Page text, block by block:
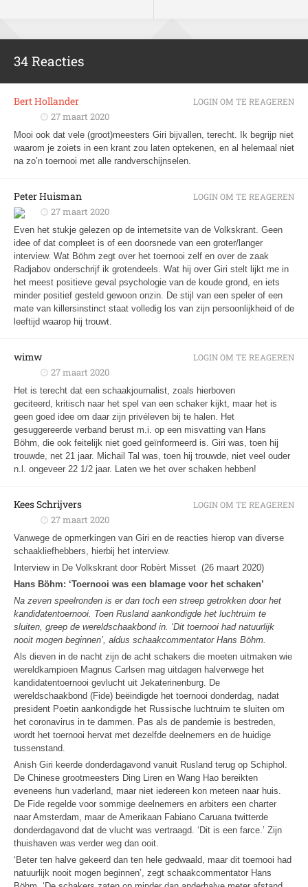
34 Reacties
Bert Hollander
27 maart 2020
Mooi ook dat vele (groot)meesters Giri bijvallen, terecht. Ik begrijp niet
waarom je zoiets in een krant zou laten optekenen, en al helemaal niet
na zo’n toernooi met alle randverschijnselen.
LOGIN OM TE REAGEREN
Peter Huisman
27 maart 2020
Even het stukje gelezen op de internetsite van de Volkskrant. Geen
idee of dat compleet is of een doorsnede van een groter/langer
interview. Wat Böhm zegt over het toernooi zelf en over de zaak
Radjabov onderschrijf ik grotendeels. Wat hij over Giri stelt lijkt me in
het meest positieve geval psychologie van de koude grond, en iets
minder positief gesteld gewoon onzin. De stijl van een speler of een
mate van killersinstinct staat volledig los van zijn persoonlijkheid of de
leeftijd waarop hij trouwt.
LOGIN OM TE REAGEREN
wimw
27 maart 2020
Het is terecht dat een schaakjournalist, zoals hierboven
geciteerd, kritisch naar het spel van een schaker kijkt, maar het is
geen goed idee om daar zijn privéleven bij te halen. Het
gesuggereerde verband berust m.i. op een misvatting van Hans
Böhm, die ook feitelijk niet goed geïnformeerd is. Giri was, toen hij
trouwde, net 21 jaar. Michail Tal was, toen hij trouwde, niet veel ouder
n.l. ongeveer 22 1/2 jaar. Laten we het over schaken hebben!
LOGIN OM TE REAGEREN
Kees Schrijvers
27 maart 2020
Vanwege de opmerkingen van Giri en de reacties hierop van diverse
schaakliefhebbers, hierbij het interview.
Interview in De Volkskrant door Robèrt Misset (26 maart 2020)
Hans Böhm: ‘Toernooi was een blamage voor het schaken’
Na zeven speelronden is er dan toch een streep getrokken door het
kandidatentoernooi. Toen Rusland aankondigde het luchtruim te
sluiten, greep de wereldschaakbond in. ‘Dit toernooi had natuurlijk
nooit mogen beginnen’, aldus schaakcommentator Hans Böhm.
Als dieven in de nacht zijn de acht schakers die moeten uitmaken wie
wereldkampioen Magnus Carlsen mag uitdagen halverwege het
kandidatentoernooi gevlucht uit Jekaterinenburg. De
wereldschaakbond (Fide) beëindigde het toernooi donderdag, nadat
president Poetin aankondigde het Russische luchtruim te sluiten om
het coronavirus in te dammen. Pas als de pandemie is bestreden,
wordt het toernooi hervat met dezelfde deelnemers en de huidige
tussenstand.
Anish Giri keerde donderdagavond vanuit Rusland terug op Schiphol.
De Chinese grootmeesters Ding Liren en Wang Hao bereikten
eveneens hun vaderland, maar niet iedereen kon meteen naar huis.
De Fide regelde voor sommige deelnemers en arbiters een charter
naar Amsterdam, maar de Amerikaan Fabiano Caruana twitterde
donderdagavond dat de vlucht was vertraagd. ‘Dit is een farce.’ Zijn
thuishaven was verder weg dan ooit.
‘Beter ten halve gekeerd dan ten hele gedwaald, maar dit toernooi had
natuurlijk nooit mogen beginnen’, zegt schaakcommentator Hans
LOGIN OM TE REAGEREN